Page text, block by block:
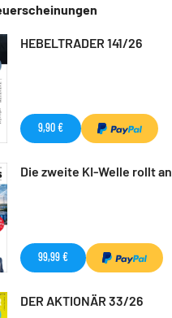
HEBELTRADER 141/26
9,90 €
Die zweite KI-Welle rollt an
99,99 €
DER AKTIONÄR 33/26